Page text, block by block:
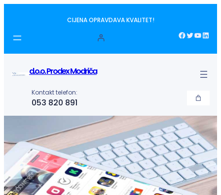
sadržaj
CIJENA OPRAVDAVA KVALITET!
Facebook Twitter YouTube LinkedIn
d.o.o. Prodex Modriča
Kontakt telefon:
053 820 891